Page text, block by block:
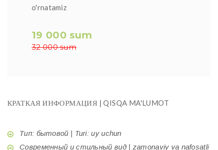
o'rnatamiz
19 000 sum
32 000 sum
КРАТКАЯ ИНФОРМАЦИЯ | QISQA MA'LUMOT
Тип: бытовой | Turi: uy uchun
Современный и стильный вид | zamonaviy va nafosatli